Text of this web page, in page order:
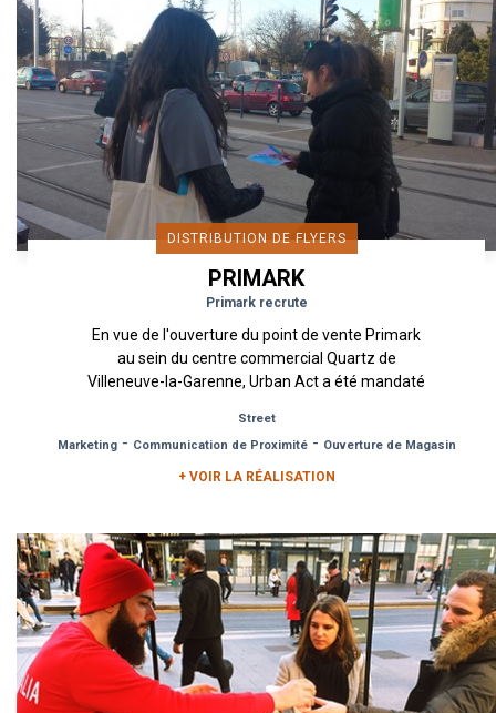
DISTRIBUTION DE FLYERS
PRIMARK
Primark recrute
En vue de l'ouverture du point de vente Primark
au sein du centre commercial Quartz de
Villeneuve-la-Garenne, Urban Act a été mandaté
Street
Marketing- Communication de Proximité- Ouverture de Magasin
+ VOIR LA RÉALISATION